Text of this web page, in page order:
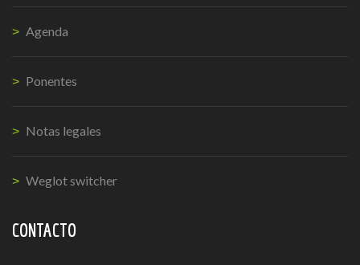
Agenda
Ponentes
Notas legales
Weglot switcher
CONTACTO